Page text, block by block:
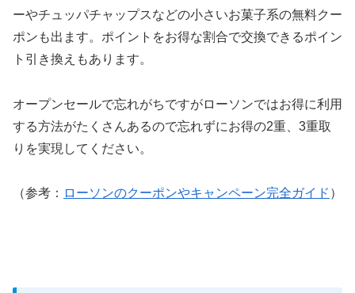
ーやチュッパチャップスなどの小さいお菓子系の無料クー
ポンも出ます。ポイントをお得な割合で交換できるポイン
ト引き換えもあります。
オープンセールで忘れがちですがローソンではお得に利用
する方法がたくさんあるので忘れずにお得の2重、3重取
りを実現してください。
（参考： ローソンのクーポンやキャンペーン完全ガイド ）